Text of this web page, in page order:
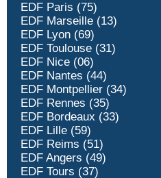
EDF Paris (75)
EDF Marseille (13)
EDF Lyon (69)
EDF Toulouse (31)
EDF Nice (06)
EDF Nantes (44)
EDF Montpellier (34)
EDF Rennes (35)
EDF Bordeaux (33)
EDF Lille (59)
EDF Reims (51)
EDF Angers (49)
EDF Tours (37)